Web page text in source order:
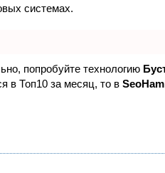
системах.
попробуйте технологию
в Топ10 за месяц, то в